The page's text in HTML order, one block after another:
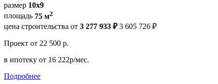
размер 10х9
площадь 75 м2
цена строительства от 3 277 933 ₽ 3 605 726 ₽
Проект от 22 500 р.
в ипотеку от 16 222р/мес.
Подробнее